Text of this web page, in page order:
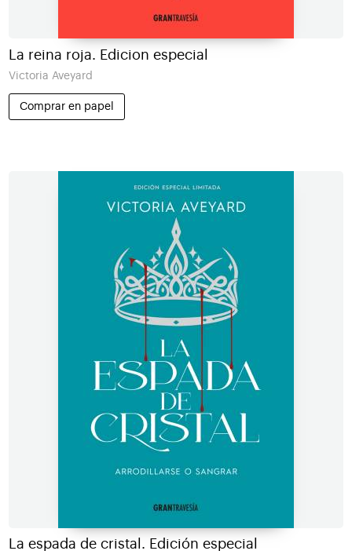
La reina roja. Edicion especial
Victoria Aveyard
Comprar en papel
La espada de cristal. Edición especial